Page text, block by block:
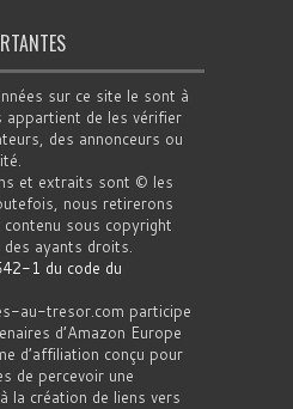
sur ce site le sont à
de les vérifier
des annonceurs ou
et extraits sont © les
nous retirerons
sous copyright
ayants droits.
1 du code du
au-tresor.com participe
d’Amazon Europe
d’affiliation conçu pour
de percevoir une
la création de liens vers